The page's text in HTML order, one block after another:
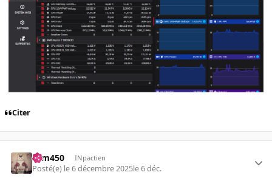
Citer
sam450 INpactien
Posté(e) le 6 décembre 2025le 6 déc.